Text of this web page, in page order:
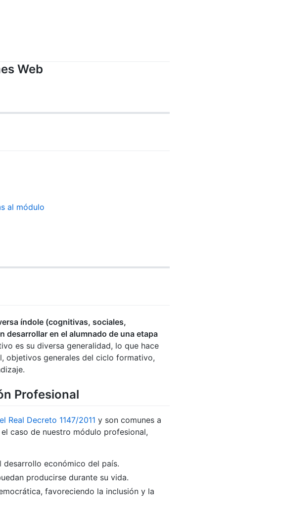
Web
al módulo
índole (cognitivas, sociales,
en el alumnado de una etapa
es su diversa generalidad, lo que hace
objetivos generales del ciclo formativo,
Profesional
Real Decreto 1147/2011 y son comunes a
caso de nuestro módulo profesional,
económico del país.
producirse durante su vida.
favoreciendo la inclusión y la